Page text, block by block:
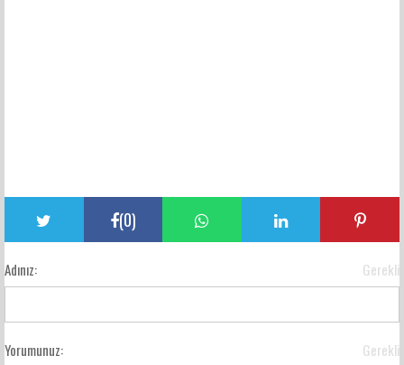
(0)
Adınız: Gerekli
Yorumunuz: Gerekli